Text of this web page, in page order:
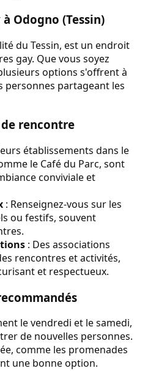
Odogno (Tessin)
du Tessin, est un endroit
gay. Que vous soyez
options s'offrent à
partageant les
rencontre
établissements dans le
le Café du Parc, sont
conviviale et
: Renseignez-vous sur les
ou festifs, souvent
: Des associations
rencontres et activités,
et respectueux.
le vendredi et le samedi,
de nouvelles personnes.
comme les promenades
une bonne option.